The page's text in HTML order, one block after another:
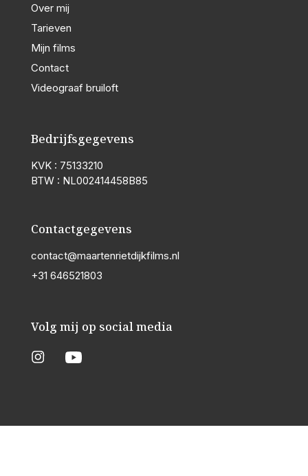
Over mij
Tarieven
Mijn films
Contact
Videograaf bruiloft
Bedrijfsgegevens
KVK : 75133210
BTW : NL002414458B85
Contactgegevens
contact@maartenrietdijkfilms.nl
+31 646521803
Volg mij op social media